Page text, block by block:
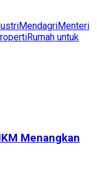
MendagriMenteri
Rumah untuk
Menangkan